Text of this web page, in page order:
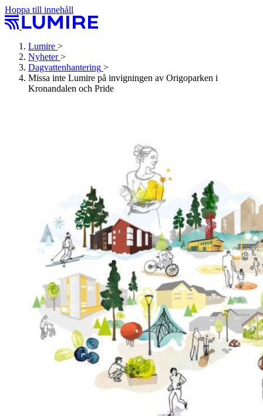
Hoppa till innehåll
Lumire >
Nyheter >
Dagvattenhantering >
Missa inte Lumire på invigningen av Origoparken i
Kronandalen och Pride